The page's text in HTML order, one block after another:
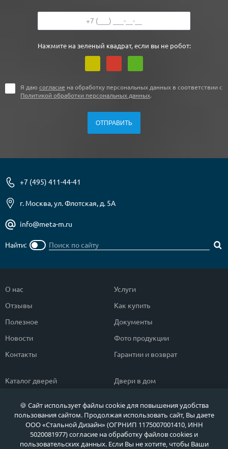
Нажмите на зеленый квадрат, если вы не робот:
Я даю согласие на обработку персональных данных в соответствии с
Политикой обработки персональных данных.
+7 (495) 411-44-41
г. Москва, ул. Флотская, д. 5А
info@meta-m.ru
Найти:
О нас
Отзывы
Полезное
Новости
Контакты
Услуги
Как купить
Документы
Фото продукции
Гарантии и возврат
Каталог дверей
Популярные двери
Быстрый подбор двери
Двери класса ЭКОНОМ
Двери в дом
Двери в квартиру
Тамбурные двери
Противопожарные двери
🍪 Сайт использует файлы cookie для повышения удобства
пользования сайтом. Продолжая использовать сайт, Вы даете
ООО «Стальной Дизайн» (ОГРНИП 1175007001410, ИНН
5020081977) согласие на обработку файлов cookies и
пользовательских данных. Если Вы не хотите, чтобы Ваши